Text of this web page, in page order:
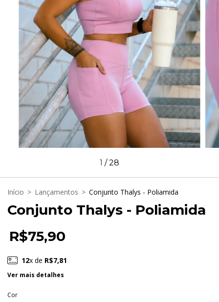
1 /28
Início > Lançamentos > Conjunto Thalys - Poliamida
Conjunto Thalys - Poliamida
R$75,90
12x de R$7,81
Ver mais detalhes
Cor